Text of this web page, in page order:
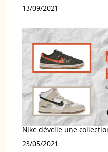
Date
13/09/2021
Nike dévoile une
Date
23/05/2021